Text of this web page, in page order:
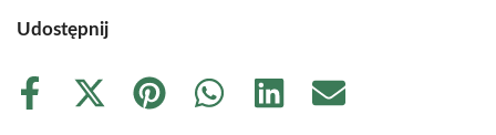
Udostępnij
Share
Share
Share
Share
Share
Share